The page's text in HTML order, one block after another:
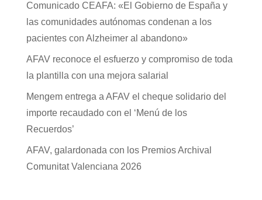
Comunicado CEAFA: «El Gobierno de España y
las comunidades autónomas condenan a los
pacientes con Alzheimer al abandono»
AFAV reconoce el esfuerzo y compromiso de toda
la plantilla con una mejora salarial
Mengem entrega a AFAV el cheque solidario del
importe recaudado con el ‘Menú de los
Recuerdos’
AFAV, galardonada con los Premios Archival
Comunitat Valenciana 2026